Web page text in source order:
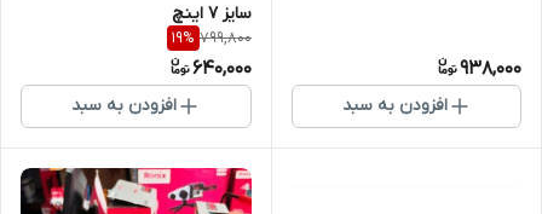
938,000
افزودن به سبد
سایز ۷ اینچ
799,800
19%
640,000
افزودن به سبد